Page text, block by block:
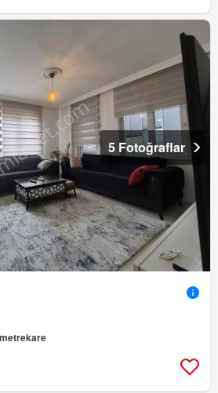
5 Fotoğraflar